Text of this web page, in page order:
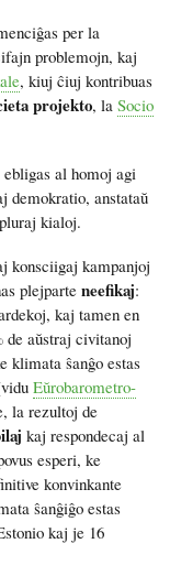
per la
problemojn, kaj
, kiuj ĉiuj kontribuas
projekto, la Socio
al homoj agi
demokratio, anstataŭ
kialoj.
konsciigaj kampanjoj
plejparte neefikaj:
kaj tamen en
de aŭstraj civitanoj
klimata ŝanĝo estas
Eŭrobarometro-
la rezultoj de
kaj respondecaj al
esperi, ke
konvinkante
ŝanĝiĝo estas
kaj je 16